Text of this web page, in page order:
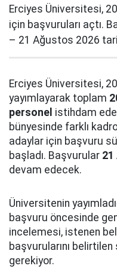
Erciyes Üniversitesi,
için başvuruları açtı.
– 21 Ağustos 2026
Erciyes Üniversitesi,
yayımlayarak toplam
personel istihdam
bünyesinde farklı
adaylar için başvuru
başladı. Başvurular 21
devam edecek.
Üniversitenin
başvuru öncesinde
incelemesi, istenen
başvurularını
gerekiyor.